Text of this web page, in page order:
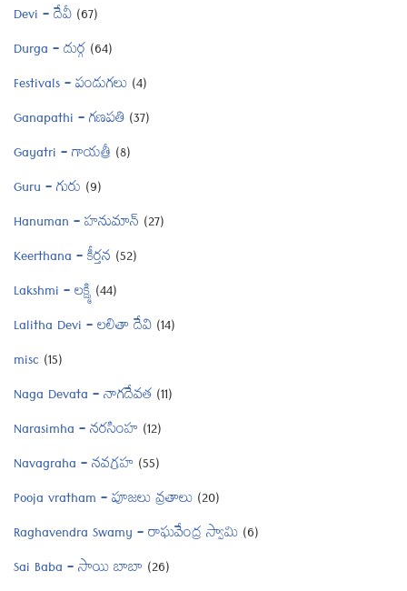
Devi – దేవీ (67)
Durga – దుర్గ (64)
Festivals – పండుగలు (4)
Ganapathi – గణపతి (37)
Gayatri – గాయత్రీ (8)
Guru – గురు (9)
Hanuman – హనుమాన్ (27)
Keerthana – కీర్తన (52)
Lakshmi – లక్ష్మి (44)
Lalitha Devi – లలితా దేవి (14)
misc (15)
Naga Devata – నాగదేవత (11)
Narasimha – నరసింహ (12)
Navagraha – నవగ్రహ (55)
Pooja vratham – పూజలు వ్రతాలు (20)
Raghavendra Swamy – రాఘవేంద్ర స్వామి (6)
Sai Baba – సాయి బాబా (26)